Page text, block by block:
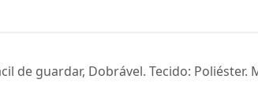
guardar, Dobrável. Tecido: Poliéster.